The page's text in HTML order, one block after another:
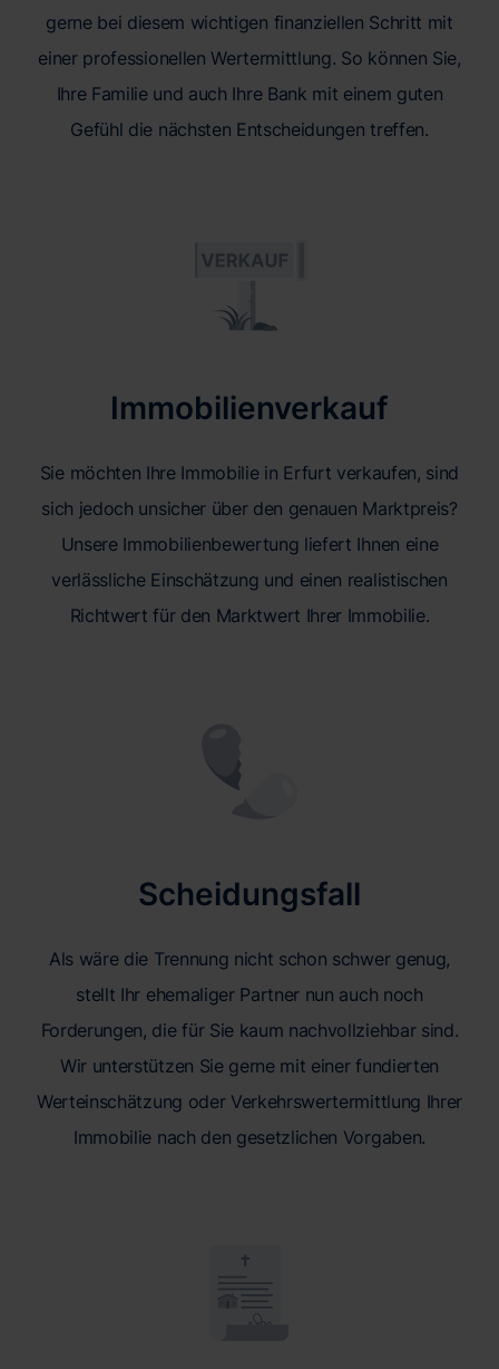
gerne bei diesem wichtigen finanziellen Schritt mit
einer professionellen Wertermittlung. So können Sie,
Ihre Familie und auch Ihre Bank mit einem guten
Gefühl die nächsten Entscheidungen treffen.
Immobilienverkauf
Sie möchten Ihre Immobilie in Erfurt verkaufen, sind
sich jedoch unsicher über den genauen Marktpreis?
Unsere Immobilienbewertung liefert Ihnen eine
verlässliche Einschätzung und einen realistischen
Richtwert für den Marktwert Ihrer Immobilie.
Scheidungsfall
Als wäre die Trennung nicht schon schwer genug,
stellt Ihr ehemaliger Partner nun auch noch
Forderungen, die für Sie kaum nachvollziehbar sind.
Wir unterstützen Sie gerne mit einer fundierten
Werteinschätzung oder Verkehrswertermittlung Ihrer
Immobilie nach den gesetzlichen Vorgaben.